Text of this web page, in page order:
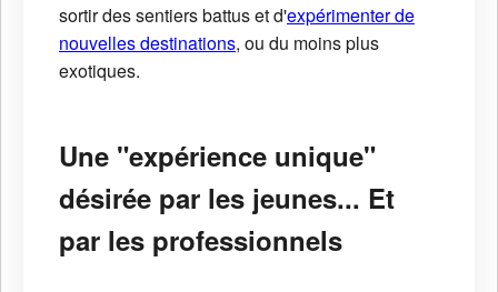
sortir des sentiers battus et d'expérimenter de
nouvelles destinations, ou du moins plus
exotiques.
Une "expérience unique"
désirée par les jeunes... Et
par les professionnels